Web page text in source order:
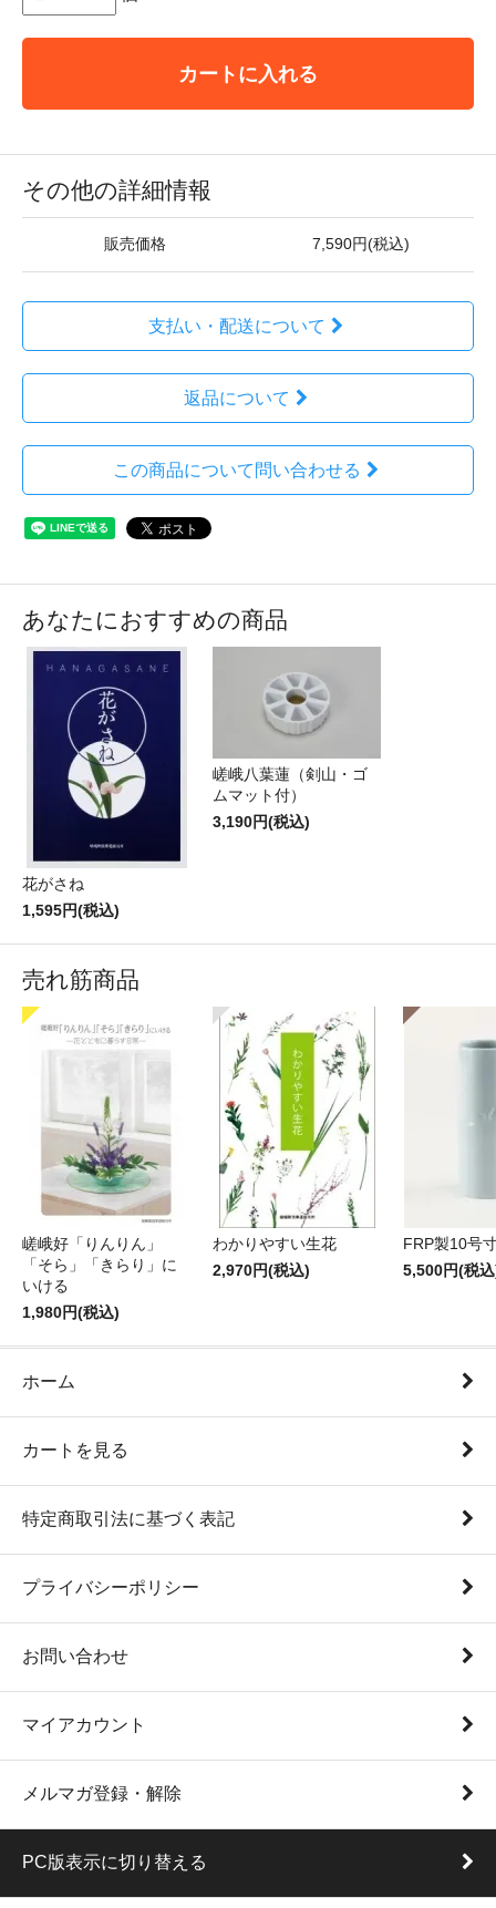
カートに入れる
その他の詳細情報
販売価格 7,590円(税込)
支払い・配送について
返品について
この商品について問い合わせる
あなたにおすすめの商品
花がさね
1,595円(税込)
嵯峨八葉蓮（剣山・ゴ
ムマット付）
3,190円(税込)
売れ筋商品
嵯峨好「りんりん」
「そら」「きらり」に
いける
1,980円(税込)
わかりやすい生花
2,970円(税込)
FRP製10号
5,500円(税
ホーム
カートを見る
特定商取引法に基づく表記
プライバシーポリシー
お問い合わせ
マイアカウント
メルマガ登録・解除
PC版表示に切り替える